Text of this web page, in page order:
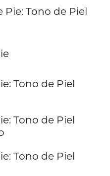
Pie: Tono de Piel
Tono de Piel
Tono de Piel
Tono de Piel